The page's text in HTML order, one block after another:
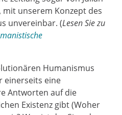
unserem Konzept des
unvereinbar. (Lesen Sie zu
Humanismus
einerseits eine
Antworten auf die
Existenz gibt (Woher